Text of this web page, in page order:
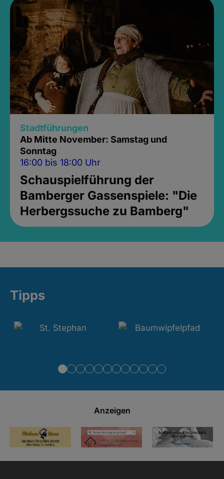
Stadtführungen
Ab Mitte November: Samstag und
Sonntag
16:00 bis 18:00 Uhr
Schauspielführung der
Bamberger Gassenspiele: "Die
Herbergssuche zu Bamberg"
Tipps
Anzeigen